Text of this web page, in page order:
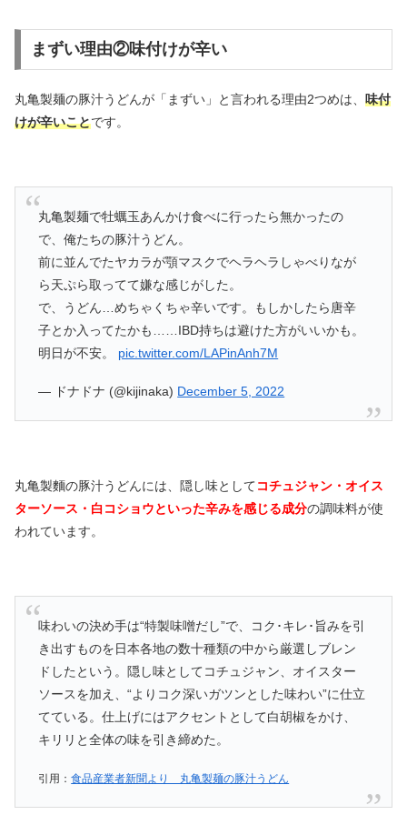
まずい理由②味付けが辛い
丸亀製麺の豚汁うどんが「まずい」と言われる理由2つめは、 味付
けが辛いことです。
丸亀製麺で牡蠣玉あんかけ食べに行ったら無かったの
で、俺たちの豚汁うどん。
前に並んでたヤカラが顎マスクでヘラヘラしゃべりなが
ら天ぷら取ってて嫌な感じがした。
で、うどん…めちゃくちゃ辛いです。もしかしたら唐辛
子とか入ってたかも……IBD持ちは避けた方がいいかも。
明日が不安。 pic.twitter.com/LAPinAnh7M
— ドナドナ (@kijinaka) December 5, 2022
丸亀製麵の豚汁うどんには、隠し味としてコチュジャン・オイス
ターソース・白コショウといった辛みを感じる成分の調味料が使
われています。
味わいの決め手は“特製味噌だし”で、コク･キレ･旨みを引
き出すものを日本各地の数十種類の中から厳選しブレン
ドしたという。隠し味としてコチュジャン、オイスター
ソースを加え、“よりコク深いガツンとした味わい”に仕立
てている。仕上げにはアクセントとして白胡椒をかけ、
キリリと全体の味を引き締めた。
引用：食品産業者新聞より 丸亀製麺の豚汁うどん